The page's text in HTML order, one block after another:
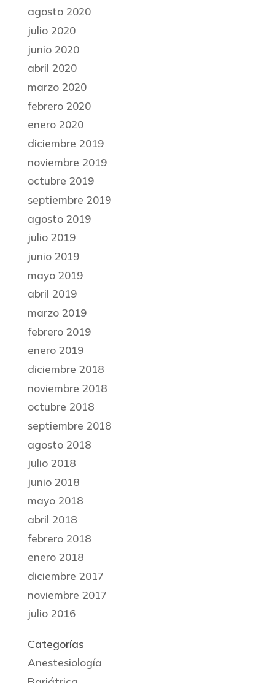
agosto 2020
julio 2020
junio 2020
abril 2020
marzo 2020
febrero 2020
enero 2020
diciembre 2019
noviembre 2019
octubre 2019
septiembre 2019
agosto 2019
julio 2019
junio 2019
mayo 2019
abril 2019
marzo 2019
febrero 2019
enero 2019
diciembre 2018
noviembre 2018
octubre 2018
septiembre 2018
agosto 2018
julio 2018
junio 2018
mayo 2018
abril 2018
febrero 2018
enero 2018
diciembre 2017
noviembre 2017
julio 2016
Categorías
Anestesiología